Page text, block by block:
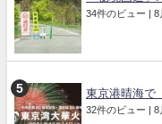
34件のビュー 8
東京港晴海で
32件のビュー 8